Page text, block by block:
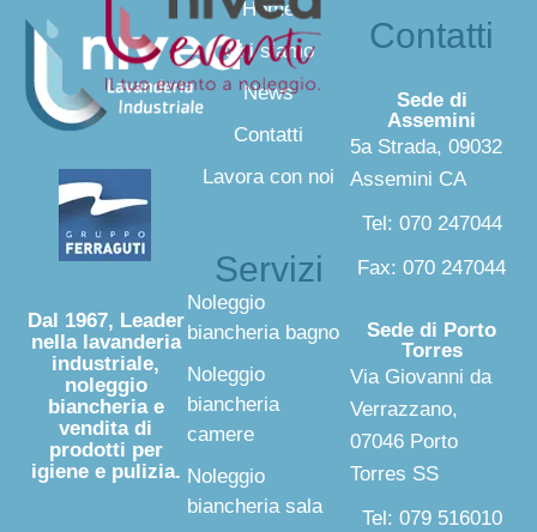
Home
Chi siamo
News
Contatti
Lavora con noi
Servizi
Noleggio
biancheria bagno
Noleggio
biancheria
camere
Noleggio
biancheria sala
Contatti
Sede di
Assemini
5a Strada, 09032
Assemini CA
Tel: 070 247044
Fax: 070 247044
Sede di Porto
Torres
Via Giovanni da
Verrazzano,
07046 Porto
Torres SS
Tel: 079 516010
Dal 1967, Leader
nella lavanderia
industriale,
noleggio
biancheria e
vendita di
prodotti per
igiene e pulizia.